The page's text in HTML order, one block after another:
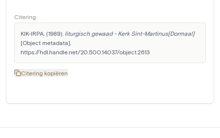
Citering
KIK-IRPA. (1989). liturgisch gewaad - Kerk Sint-Martinus[Dormaal]
[Object metadata].
https://hdl.handle.net/20.500.14037/object.2613
Citering kopiëren